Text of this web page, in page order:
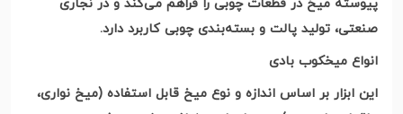
پیوسته میخ در قطعات چوبی را فراهم می‌کند و در نجاری
صنعتی، تولید پالت و بسته‌بندی چوبی کاربرد دارد.
انواع میخکوب بادی
این ابزار بر اساس اندازه و نوع میخ قابل استفاده (میخ نواری،